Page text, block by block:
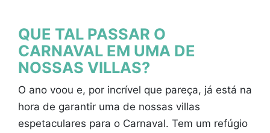
QUE TAL PASSAR O
CARNAVAL EM UMA DE
NOSSAS VILLAS?
O ano voou e, por incrível que pareça, já está na
hora de garantir uma de nossas villas
espetaculares para o Carnaval. Tem um refúgio